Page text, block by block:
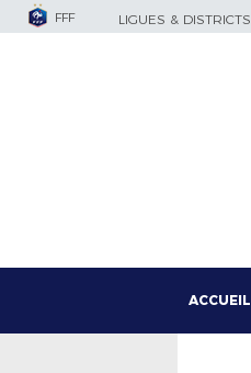
FFF LIGUES & DISTRICTS
ACCUEIL